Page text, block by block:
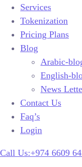
Services
Tokenization
Pricing Plans
Blog
Arabic-
English-
News
Contact Us
Faq’s
Login
Call Us:+974 6609